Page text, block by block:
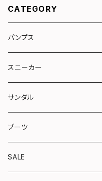
CATEGORY
パンプス
リボン
トラッド
やさしい靴シリーズ
スニーカー
サンダル
ブーツ
ショート
SALE